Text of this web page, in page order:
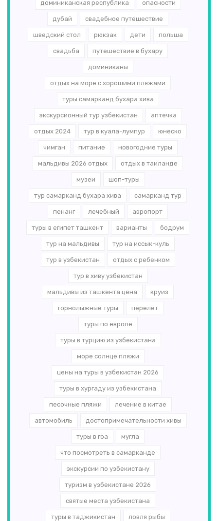
доминиканская республика опасности
дубай свадебное путешествие
шведский стол рюкзак дети польша
свадьба путешествие в бухару
доминиканы
отдых на море с хорошими пляжами
туры самарканд бухара хива
экскурсионный тур узбекистан аптечка
отдых 2024 тур в куала-лумпур юнеско
чимган питание новогодние туры
мальдивы 2026 отдых отдых в таиланде
музеи шоп-туры
тур самарканд бухара хива самарканд тур
пенанг лечебный аэропорт
туры в египет ташкент варианты бодрум
тур на мальдивы тур на иссык-куль
тур в узбекистан отдых с ребенком
тур в хиву узбекистан
мальдивы из ташкента цена круиз
горнолыжные туры перелет
туры по европе
туры в турцию из узбекистана
море солнце пляжи
цены на туры в узбекистан 2026
туры в хургаду из узбекистана
песочные пляжи лечение в китае
автомобиль достопримечательности хивы
туры в гоа мугла
что посмотреть в самарканде
экскурсии по узбекистану
туризм в узбекистане 2026
святые места узбекистана
туры в таджикистан ловля рыбы